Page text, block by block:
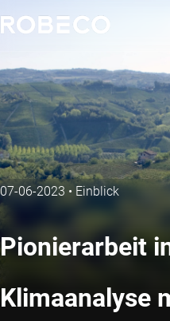
07-06-2023 • Einblick
Pionierarbeit
Klimaanalyse